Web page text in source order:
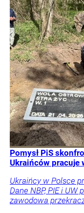
Pomysł PiS
Ukraińców pracuje
Ukraińcy w Polsce
Dane NBP, PIE i
zawodowa